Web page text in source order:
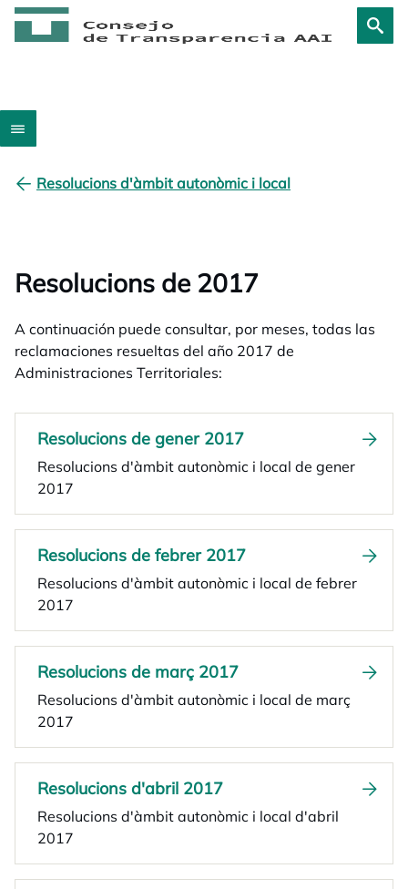
Resolucions d'àmbit autonòmic i local
Resolucions de 2017
A continuación puede consultar, por meses, todas las
reclamaciones resueltas del año 2017 de
Administraciones Territoriales:
Resolucions de gener 2017
Resolucions d'àmbit autonòmic i local de gener
2017
Resolucions de febrer 2017
Resolucions d'àmbit autonòmic i local de febrer
2017
Resolucions de març 2017
Resolucions d'àmbit autonòmic i local de març
2017
Resolucions d'abril 2017
Resolucions d'àmbit autonòmic i local d'abril
2017